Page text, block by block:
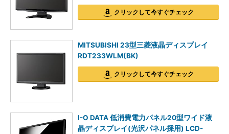
クリックして今すぐチェック
MITSUBISHI 23型三菱液晶ディスプレイ
RDT233WLM(BK)
クリックして今すぐチェック
I-O DATA 低消費電力パネル20型ワイド液
晶ディスプレイ(光沢パネル採用) LCD-